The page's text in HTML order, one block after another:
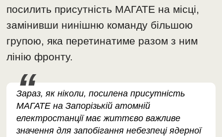
посилить присутність МАГАТЕ на місці,
замінивши нинішню команду більшою
групою, яка перетинатиме разом з ним
лінію фронту.
Зараз, як ніколи, посилена присутність
МАГАТЕ на Запорізькій атомній
електростанції має життєво важливе
значення для запобігання небезпеці ядерної